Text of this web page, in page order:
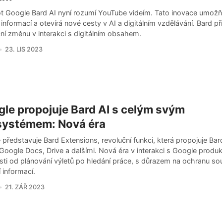
Google Bard AI nyní rozumí YouTube videím. Tato inovace
a otevírá nové cesty v AI a digitálním vzdělávání. Bard
změnu v interakci s digitálním obsahem.
23. LIS 2023
propojuje Bard AI s celým svým
Nová éra
představuje Bard Extensions, revoluční funkci, která propojuje
Docs, Drive a dalšími. Nová éra v interakci s Google
od plánování výletů po hledání práce, s důrazem na ochranu
informací.
21. ZÁŘ 2023